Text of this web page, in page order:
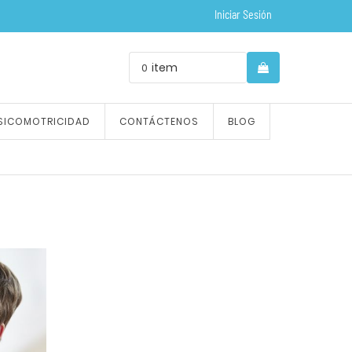
Iniciar Sesión
0 item
CONTÁCTENOS BLOG